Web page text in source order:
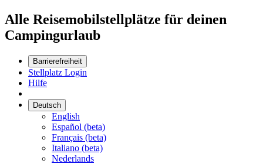
Alle Reisemobilstellplätze für deinen
Campingurlaub
Barrierefreiheit
Stellplatz Login
Hilfe
Deutsch
English
Español (beta)
Français (beta)
Italiano (beta)
Nederlands